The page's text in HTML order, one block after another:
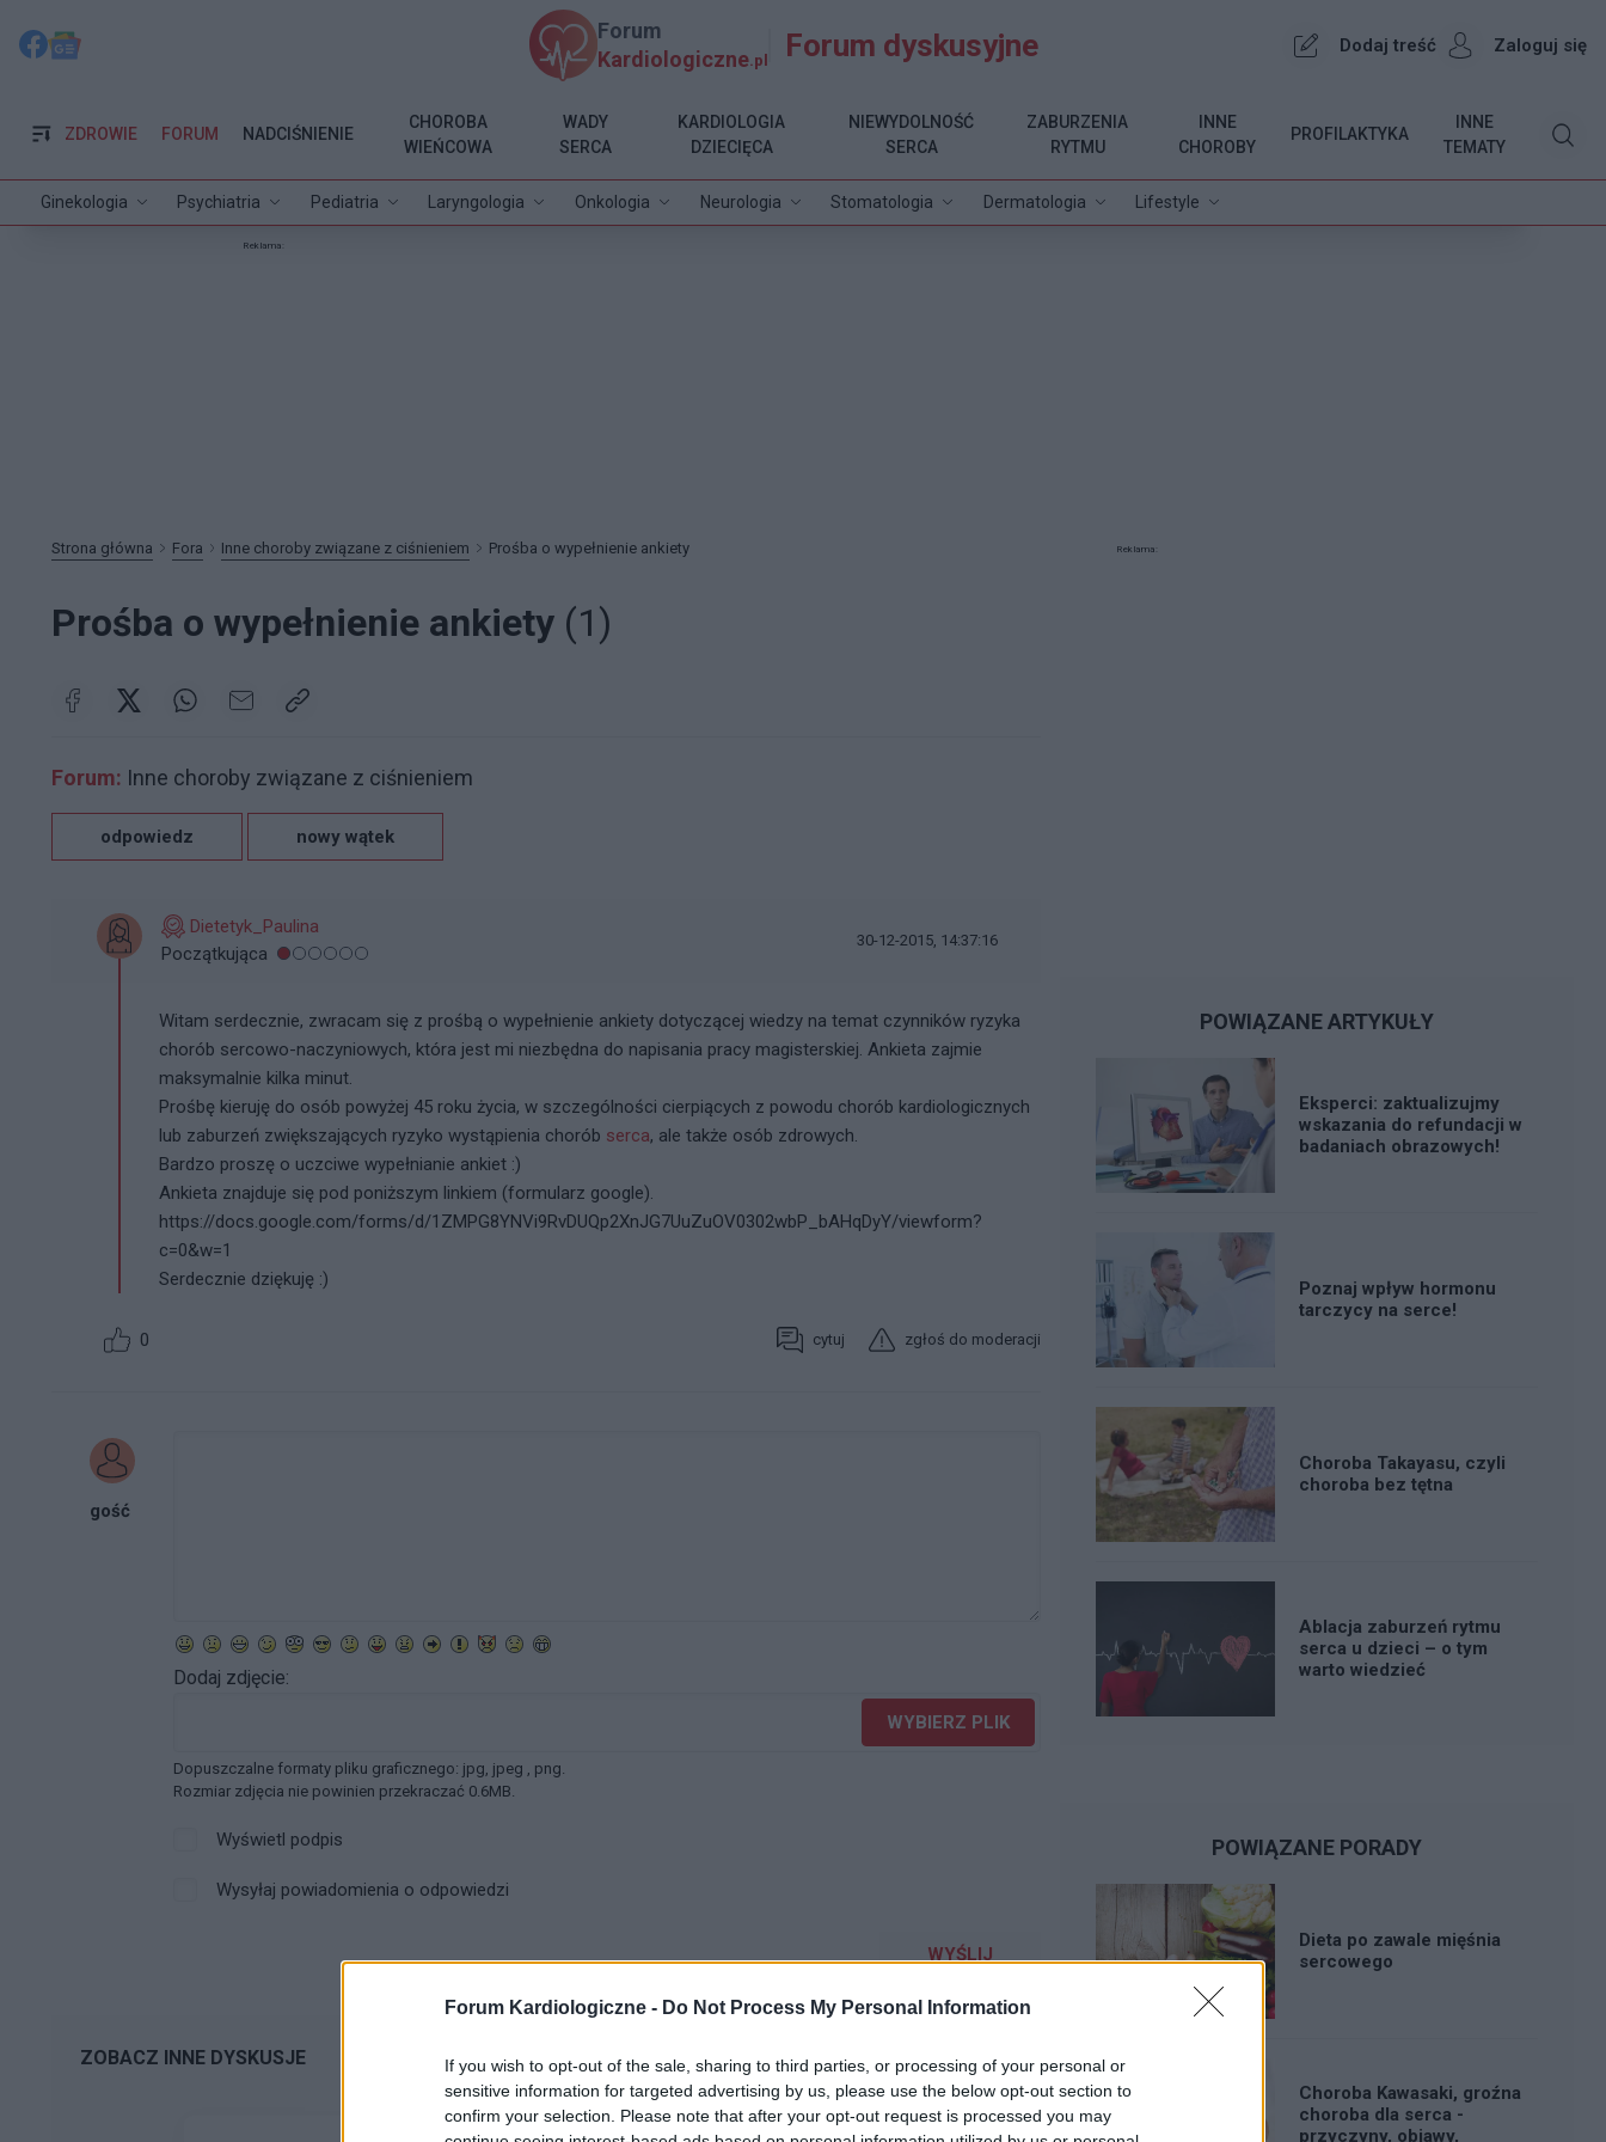
Forum Kardiologiczne - Do Not Process My Personal Information
If you wish to opt-out of the sale, sharing to third parties, or processing of your personal or
sensitive information for targeted advertising by us, please use the below opt-out section to
confirm your selection. Please note that after your opt-out request is processed you may
Forum
Kardiologiczne .pl Forum dyskusyjne Dodaj treść Zaloguj się
ZDROWIE
Ginekologia Psychiatria Pediatria Laryngologia Onkologia Neurologia Stomatologia Dermatologia Lifestyle
FORUM NADCIŚNIENIE
CHOROBA
WIEŃCOWA
WADY
SERCA
KARDIOLOGIA
DZIECIĘCA
NIEWYDOLNOŚĆ
SERCA
ZABURZENIA
RYTMU
INNE
CHOROBY
PROFILAKTYKA
INNE
TEMATY
Reklama:
Strona główna Fora Inne choroby związane z ciśnieniem Prośba o wypełnienie ankiety
Prośba o wypełnienie ankiety (1)
Forum: Inne choroby związane z ciśnieniem
odpowiedz nowy wątek
Dietetyk_Paulina
Początkująca
30-12-2015, 14:37:16
Witam serdecznie, zwracam się z prośbą o wypełnienie ankiety dotyczącej wiedzy na temat czynników ryzyka
chorób sercowo-naczyniowych, która jest mi niezbędna do napisania pracy magisterskiej. Ankieta zajmie
maksymalnie kilka minut.
Prośbę kieruję do osób powyżej 45 roku życia, w szczególności cierpiących z powodu chorób kardiologicznych
lub zaburzeń zwiększających ryzyko wystąpienia chorób serca, ale także osób zdrowych.
Bardzo proszę o uczciwe wypełnianie ankiet :)
Ankieta znajduje się pod poniższym linkiem (formularz google).
https://docs.google.com/forms/d/1ZMPG8YNVi9RvDUQp2XnJG7UuZuOV0302wbP_bAHqDyY/viewform?
c=0&w=1
Serdecznie dziękuję :)
0 cytuj zgłoś do moderacji
gość
Dodaj zdjęcie:
WYBIERZ PLIK
Dopuszczalne formaty pliku graficznego: jpg, jpeg , png.
Rozmiar zdjęcia nie powinien przekraczać 0.6MB.
Wyświetl podpis
Wysyłaj powiadomienia o odpowiedzi
WYŚLIJ
ZOBACZ INNE DYSKUSJE
Reklama:
POWIĄZANE ARTYKUŁY
Eksperci: zaktualizujmy
wskazania do refundacji w
badaniach obrazowych!
Poznaj wpływ hormonu
tarczycy na serce!
Choroba Takayasu, czyli
choroba bez tętna
Ablacja zaburzeń rytmu
serca u dzieci – o tym
warto wiedzieć
POWIĄZANE PORADY
Dieta po zawale mięśnia
sercowego
Choroba Kawasaki, groźna
choroba dla serca -
przyczyny, objawy,